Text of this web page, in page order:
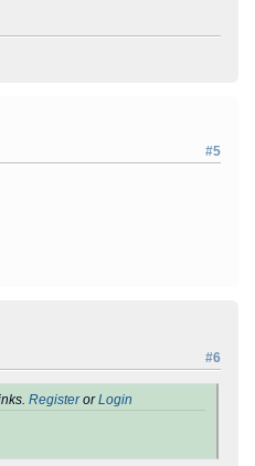
#5
#6
RegisterorLogin